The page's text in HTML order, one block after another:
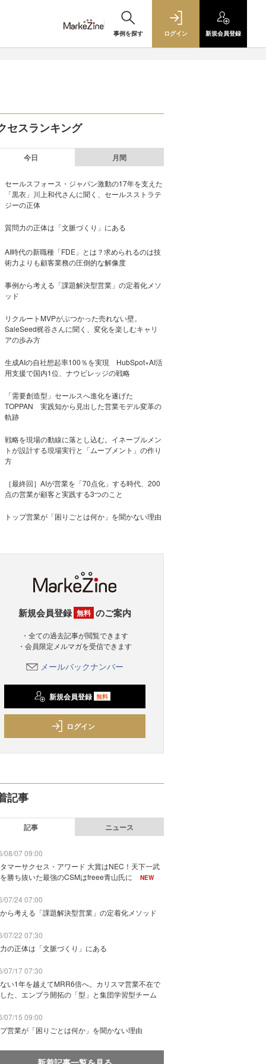
事例を探す ログイン 新規会員登録
セスランキング
今日 月間
セールスフォース・ジャパン激動の17年を支えた
「黒衣」川上和代さんに聞く、セールスストラテ
ジーの正体
質問力の正体は「文脈づくり」にある
AI時代の新職種「FDE」とは？求められるのは技
術力よりも顧客業務の圧倒的な解像度
事例から考える「課題解決型営業」の定着化メソ
ッド
リクルートMVPがぶつかった売れない壁。
SaleSeed梶谷さんに聞く、変化を楽しむキャリ
アの歩み方
生成AIの自社想起率100％を実現 HubSpot×AI活
用支援で国内1位、ナウビレッジの戦略
「需要創造型」セールスへ進化を遂げた
TOPPAN 実践知から見出した営業モデル変革の
軌跡
戦略を現場の動線に落とし込む。イネーブルメン
トが設計する現場実行と「ムーブメント」の作り
方
［最終回］AIが営業を「70点化」する時代、200
点の営業が顧客と実践する3つのこと
トップ営業が「困りごとは何か」を聞かない理由
新規会員登録 無料 のご案内
・全ての過去記事が閲覧できます
・会員限定メルマガを受信できます
メールバックナンバー
新規会員登録 無料
ログイン
記事
記事 ニュース
08/07 09:00
マーサクセス・アワード 大賞はNEC！天下一武
勝ち抜いた最強のCSMはfreee青山氏に
NEW
07/24 07:00
ら考える「課題解決型営業」の定着化メソッド
07/22 07:30
の正体は「文脈づくり」にある
07/17 07:30
い1年を越えてMRR6倍へ。カリスマ営業不在で
た、エンプラ開拓の「型」と集団学習型チーム
07/15 09:00
営業が「困りごとは何か」を聞かない理由